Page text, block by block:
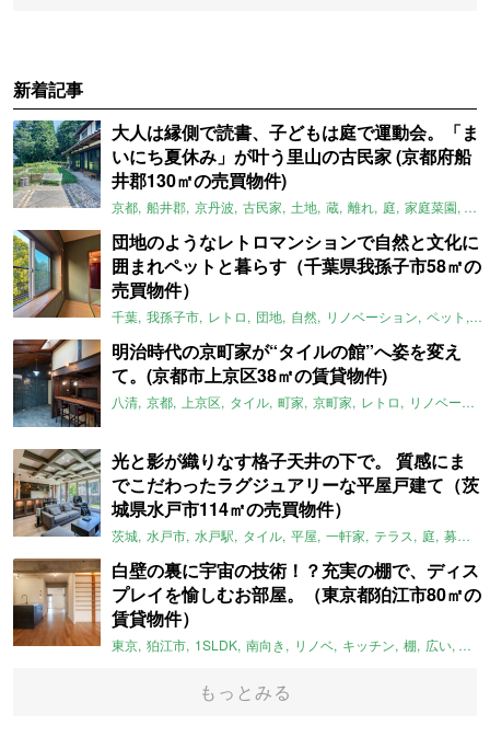
新着記事
大人は縁側で読書、子どもは庭で運動会。「ま
いにち夏休み」が叶う里山の古民家 (京都府船
井郡130㎡の売買物件)
京都 船井郡 京丹波 古民家 土地 蔵 離れ 庭 家庭菜園 倉
団地のようなレトロマンションで自然と文化に
囲まれペットと暮らす（千葉県我孫子市58㎡の
売買物件）
千葉 我孫子市 レトロ 団地 自然 リノベーション ペット
明治時代の京町家が“タイルの館”へ姿を変え
て。(京都市上京区38㎡の賃貸物件)
八清 京都 上京区 タイル 町家 京町家 レトロ リノベーション
光と影が織りなす格子天井の下で。 質感にま
でこだわったラグジュアリーな平屋戸建て（茨
城県水戸市114㎡の売買物件）
茨城 水戸市 水戸駅 タイル 平屋 一軒家 テラス 庭 募集中
白壁の裏に宇宙の技術！？充実の棚で、ディス
プレイを愉しむお部屋。（東京都狛江市80㎡の
賃貸物件）
東京 狛江市 1SLDK 南向き リノベ キッチン 棚 広い ガイ
もっとみる